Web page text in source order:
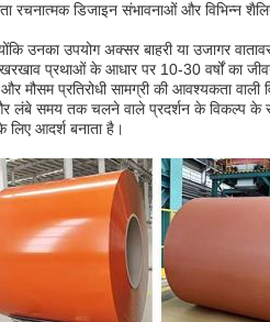
रचनात्मक डिजाइन संभावनाओं और विभिन्न
उनका उपयोग अक्सर बाहरी या उजागर
प्रथाओं के आधार पर 10-30 वर्षों का
मौसम प्रतिरोधी सामग्री की आवश्यकता
लंबे समय तक चलने वाले प्रदर्शन के विकल्प के
आदर्श बनाता है।